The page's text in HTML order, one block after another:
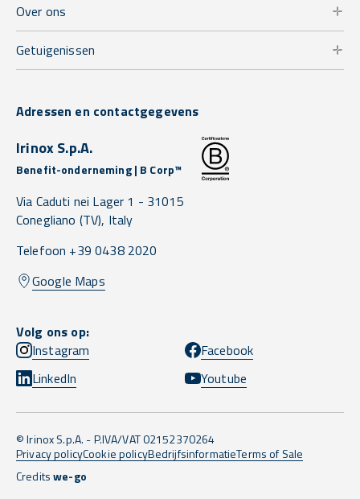
Over ons
Getuigenissen
Adressen en contactgegevens
Irinox S.p.A.
Benefit-onderneming | B Corp™
Via Caduti nei Lager 1 - 31015
Conegliano (TV), Italy
Telefoon +39 0438 2020
Google Maps
Volg ons op:
Instagram
Facebook
LinkedIn
Youtube
© Irinox S.p.A. - P.IVA/VAT 02152370264
Privacy policyCookie policyBedrijfsinformatieTerms of Sale
Creditswe-go